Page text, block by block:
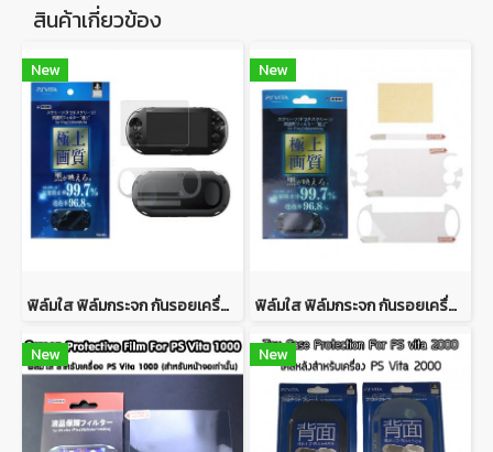
สินค้าเกี่ยวข้อง
New
ฟิล์มใส ฟิล์มกระจก กันรอยเครื่อง PS Vita 2000 ยี่ห้อ Hori คุณภาพดี Screen Protector For PSVITA 2000
New
ฟิล์มใส ฟิล์มกระจก กันรอยเครื่อง PS Vita 1000 ยี่ห้อ Hori คุณภาพดี Screen Protector For PSVITA 1000
New New